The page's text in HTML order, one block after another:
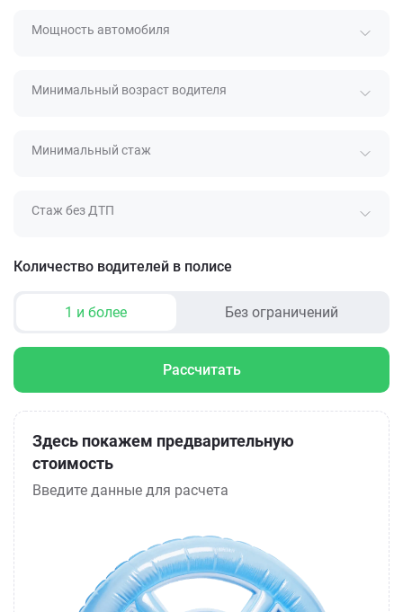
Мощность автомобиля
Минимальный возраст водителя
Минимальный стаж
Стаж без ДТП
Количество водителей в полисе
1 и более Без ограничений
Рассчитать
Здесь покажем предварительную
стоимость
Введите данные для расчета